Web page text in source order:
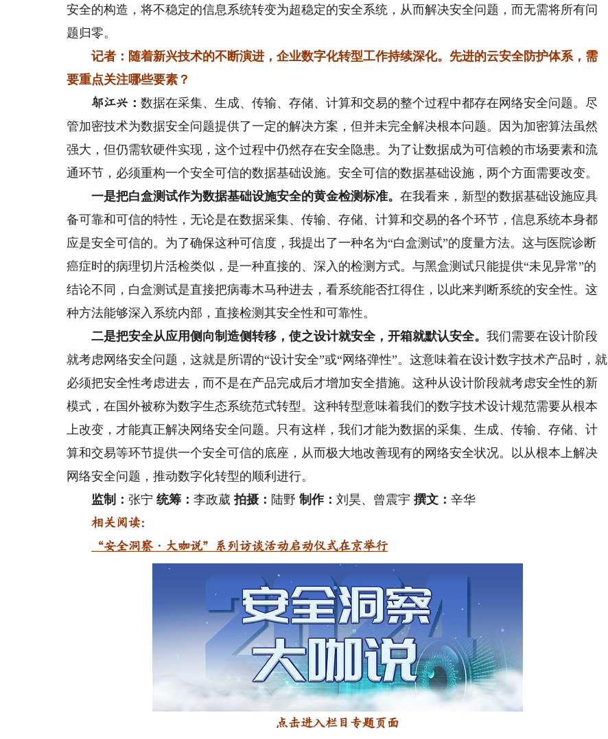
安全的构造，将不稳定的信息系统转变为超稳定的安全系统，从而解决安全问题，而无需将所有问
题归零。
记者：随着新兴技术的不断演进，企业数字化转型工作持续深化。先进的云安全防护体系，需
要重点关注哪些要素？
邬江兴 ：数据在采集、生成、传输、存储、计算和交易的整个过程中都存在网络安全问题。尽
管加密技术为数据安全问题提供了一定的解决方案，但并未完全解决根本问题。因为加密算法虽然
强大，但仍需软硬件实现，这个过程中仍然存在安全隐患。为了让数据成为可信赖的市场要素和流
通环节，必须重构一个安全可信的数据基础设施。安全可信的数据基础设施，两个方面需要改变。
一是把白盒测试作为数据基础设施安全的黄金检测标准。在我看来，新型的数据基础设施应具
备可靠和可信的特性，无论是在数据采集、传输、存储、计算和交易的各个环节，信息系统本身都
应是安全可信的。为了确保这种可信度，我提出了一种名为“白盒测试”的度量方法。这与医院诊断
癌症时的病理切片活检类似，是一种直接的、深入的检测方式。与黑盒测试只能提供“未见异常”的
结论不同，白盒测试是直接把病毒木马种进去，看系统能否扛得住，以此来判断系统的安全性。这
种方法能够深入系统内部，直接检测其安全性和可靠性。
二是把安全从应用侧向制造侧转移，使之设计就安全，开箱就默认安全。我们需要在设计阶段
就考虑网络安全问题，这就是所谓的“设计安全”或“网络弹性”。这意味着在设计数字技术产品时，就
必须把安全性考虑进去，而不是在产品完成后才增加安全措施。这种从设计阶段就考虑安全性的新
模式，在国外被称为数字生态系统范式转型。这种转型意味着我们的数字技术设计规范需要从根本
上改变，才能真正解决网络安全问题。只有这样，我们才能为数据的采集、生成、传输、存储、计
算和交易等环节提供一个安全可信的底座，从而极大地改善现有的网络安全状况。以从根本上解决
网络安全问题，推动数字化转型的顺利进行。
监制：张宁统筹：李政葳拍摄： 陆野制作：刘昊、曾震宇撰文：辛华
相关阅读：
“安全洞察·大咖说”系列访谈活动启动仪式在京举行
点击进入栏目专题页面